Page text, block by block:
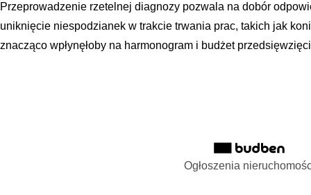
Przeprowadzenie rzetelnej diagnozy pozwala na dobór
uniknięcie niespodzianek w trakcie trwania prac, takich jak
znacząco wpłynęłoby na harmonogram i budżet
Ogłoszenia